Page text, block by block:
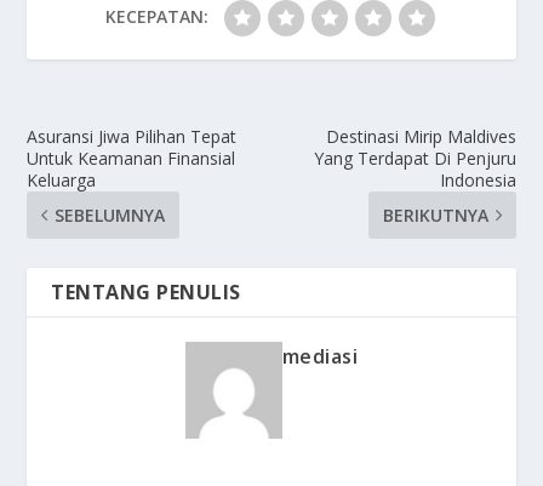
KECEPATAN:
Asuransi Jiwa Pilihan Tepat
Untuk Keamanan Finansial
Keluarga
SEBELUMNYA
Destinasi Mirip Maldives
Yang Terdapat Di Penjuru
Indonesia
BERIKUTNYA
TENTANG PENULIS
mediasi